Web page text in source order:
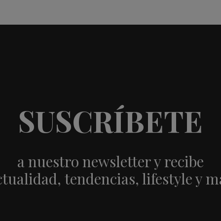
SUSCRÍBETE
a nuestro newsletter y recibe
tendencias, lifestyle y